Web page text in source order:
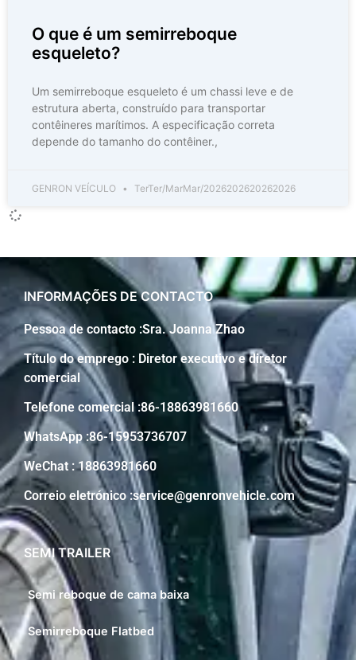
O que é um semirreboque
esqueleto?
Um semirreboque esqueleto é um chassi leve e de
estrutura aberta, construído para transportar
contêineres marítimos. A especificação correta
depende do tamanho do contêiner.,
GENRON VEÍCULO TerTer/MarMar/2026202620262026
INFORMAÇÕES DE CONTACTO
Pessoa de contacto :Sra. Joanna Zhao
Título do emprego : Diretor executivo e diretor
comercial
Telefone comercial :86-18863981660
WhatsApp :86-15953736707
WeChat : 18863981660
Correio eletrónico :service@genronvehicle.com
SEMI TRAILER
Semi reboque de cama baixa
Semirreboque Flatbed